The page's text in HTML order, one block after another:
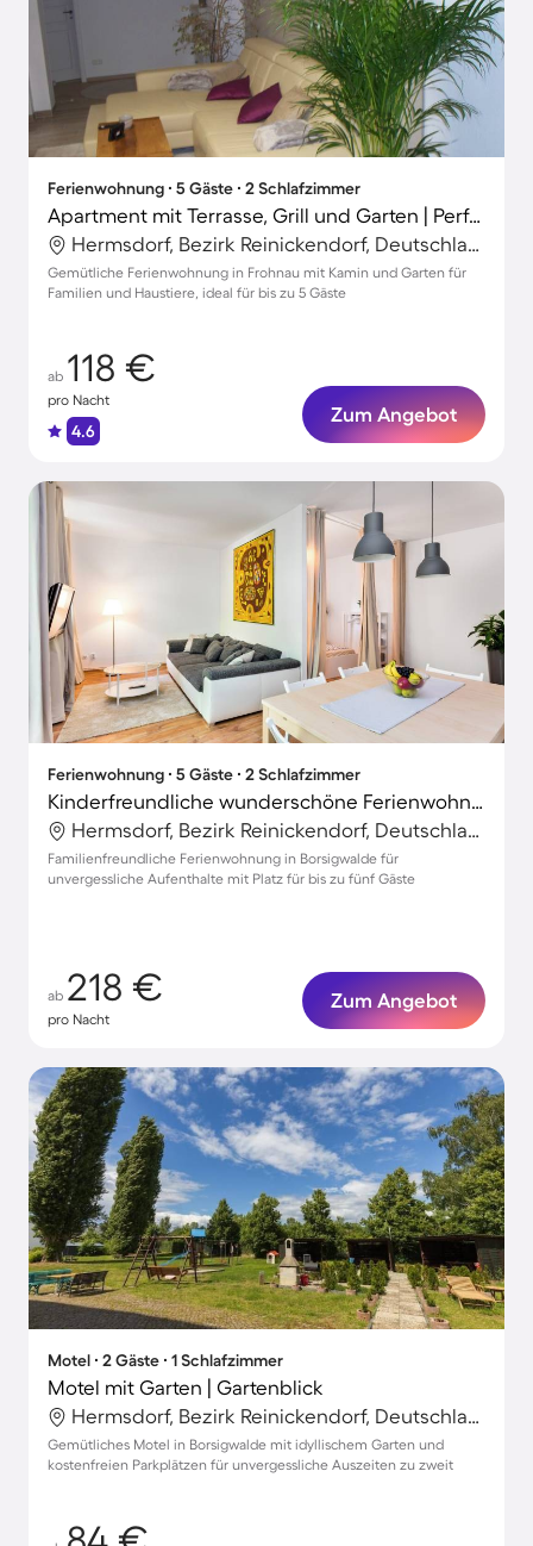
Ferienwohnung ∙ 5 Gäste ∙ 2 Schlafzimmer
Apartment mit Terrasse, Grill und Garten | Perfekt für die Arbeit von Zuhause
Hermsdorf, Bezirk Reinickendorf, Deutschland
Gemütliche Ferienwohnung in Frohnau mit Kamin und Garten für
Familien und Haustiere, ideal für bis zu 5 Gäste
ab 118 €
pro Nacht
4.6
Zum Angebot
Ferienwohnung ∙ 5 Gäste ∙ 2 Schlafzimmer
Kinderfreundliche wunderschöne Ferienwohnung
Hermsdorf, Bezirk Reinickendorf, Deutschland
Familienfreundliche Ferienwohnung in Borsigwalde für
unvergessliche Aufenthalte mit Platz für bis zu fünf Gäste
ab 218 €
pro Nacht
Zum Angebot
Motel ∙ 2 Gäste ∙ 1 Schlafzimmer
Motel mit Garten | Gartenblick
Hermsdorf, Bezirk Reinickendorf, Deutschland
Gemütliches Motel in Borsigwalde mit idyllischem Garten und
kostenfreien Parkplätzen für unvergessliche Auszeiten zu zweit